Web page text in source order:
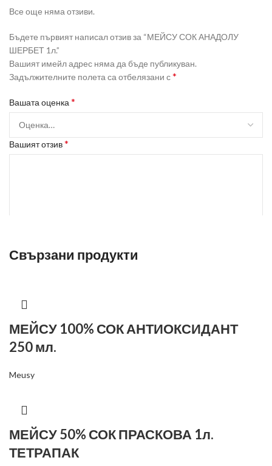
Все още няма отзиви.
Бъдете първият написал отзив за “МЕЙСУ СОК АНАДОЛУ
ШЕРБЕТ 1л.”
Вашият имейл адрес няма да бъде публикуван.
Задължителните полета са отбелязани с*
Вашата оценка *
Вашият отзив*
Имейл
Запазване на името, имейл адреса и уебсайта ми в този
Свързани продукти
МЕЙСУ 100% СОК АНТИОКСИДАНТ
250 мл.
Meusy
МЕЙСУ 50% СОК ПРАСКОВА 1л.
ТЕТРАПАК